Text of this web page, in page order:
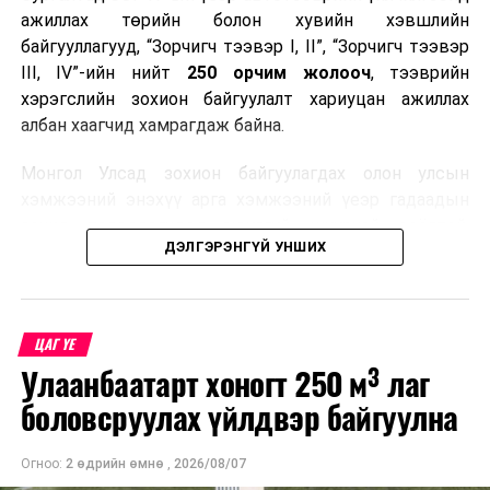
ажиллах төрийн болон хувийн хэвшлийн
байгууллагууд, “Зорчигч тээвэр I, II”, “Зорчигч тээвэр
III, IV”-ийн нийт 250 орчим жолооч, тээврийн
хэрэгслийн зохион байгуулалт хариуцан ажиллах
албан хаагчид хамрагдаж байна.
Монгол Улсад зохион байгуулагдах олон улсын
зочид, төлөөлөгчдөд аюулгүй, шуурхай, соёлтой,
мэргэжлийн түвшинд тээврийн үйлчилгээ үзүүлэх
зохион байгуулалтын онцлог, зочид, төлөөлөгчдийн
ангилал, үйлчилгээний стандарт, жолооч нарын үүрэг
хариуцлага, сахилга бат, үйлчилгээний соёл, ёс зүй,
мэргэжлийн харилцааны талаар нэгдсэн мэдээлэл
өгчээ.
ДЭЛГЭРЭНГҮЙ УНШИХ
ЦАГ ҮЕ
Улаанбаатарт хоногт 250 м³ лаг
боловсруулах үйлдвэр байгуулна
Огноо: 2 өдрийн өмнө , 2026/08/07